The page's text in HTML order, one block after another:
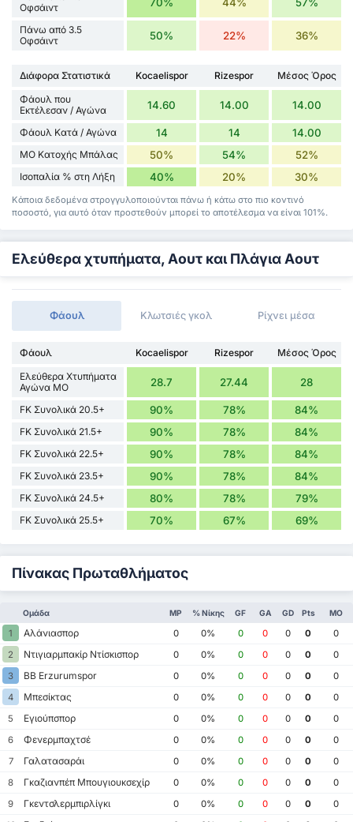
Οφσάιντ
Πάνω από 3.5
Οφσάιντ
50% 22% 36%
Διάφορα Στατιστικά Kocaelispor Rizespor
Μέσος Όρος
Φάουλ που
Εκτέλεσαν / Αγώνα
14.60 14.00 14.00
Φάουλ Κατά / Αγώνα 14 14 14.00
ΜΟ Κατοχής Μπάλας 50% 54% 52%
Ισοπαλία % στη Λήξη 40% 20% 30%
Κάποια δεδομένα στρογγυλοποιούνται πάνω ή κάτω στο πιο κοντινό
ποσοστό, για αυτό όταν προστεθούν μπορεί το αποτέλεσμα να είναι 101%.
Ελεύθερα χτυπήματα, Αουτ και Πλάγια Αουτ
Φάουλ Κλωτσιές γκολ Ρίχνει μέσα
Φάουλ Kocaelispor Rizespor
Μέσος Όρος
Ελεύθερα Χτυπήματα
Αγώνα ΜΟ
28.7 27.44 28
FK Συνολικά 20.5+ 90% 78% 84%
FK Συνολικά 21.5+ 90% 78% 84%
FK Συνολικά 22.5+ 90% 78% 84%
FK Συνολικά 23.5+ 90% 78% 84%
FK Συνολικά 24.5+ 80% 78% 79%
FK Συνολικά 25.5+ 70% 67% 69%
Πίνακας Πρωταθλήματος
Ομάδα MP % Νίκης GF GA GD Pts ΜΟ
1 Αλάνιασπορ 0 0% 0 0 0 0
0
2
Ντιγιαρμπακίρ Ντίσκισπορ 0 0% 0 0 0 0
0
3
BB Erzurumspor 0 0% 0 0 0 0
0
4
Μπεσίκτας 0 0% 0 0 0 0
0
5
Εγιούπσπορ 0 0% 0 0 0 0
0
6
Φενερμπαχτσέ 0 0% 0 0 0 0
0
7
Γαλατασαράι 0 0% 0 0 0 0
0
8
Γκαζιανπέπ Μπουγιουκσεχίρ 0 0% 0 0 0 0
0
9
Γκεντσλερμπιρλίγκι 0 0% 0 0 0 0
0